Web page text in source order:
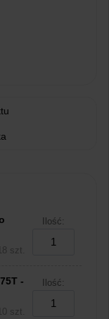
szt.
Ilość:
-
szt.
Ilość: